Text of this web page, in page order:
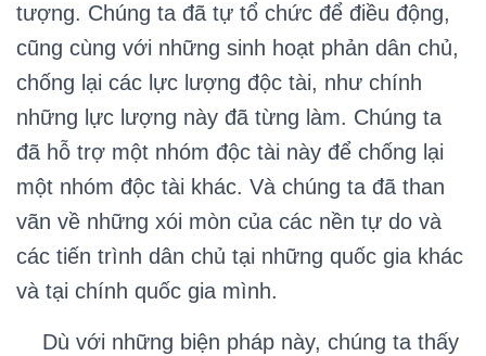
tượng. Chúng ta đã tự tổ chức để điều động,
cũng cùng với những sinh hoạt phản dân chủ,
chống lại các lực lượng độc tài, như chính
những lực lượng này đã từng làm. Chúng ta
đã hỗ trợ một nhóm độc tài này để chống lại
một nhóm độc tài khác. Và chúng ta đã than
vãn về những xói mòn của các nền tự do và
các tiến trình dân chủ tại những quốc gia khác
và tại chính quốc gia mình.
Dù với những biện pháp này, chúng ta thấy